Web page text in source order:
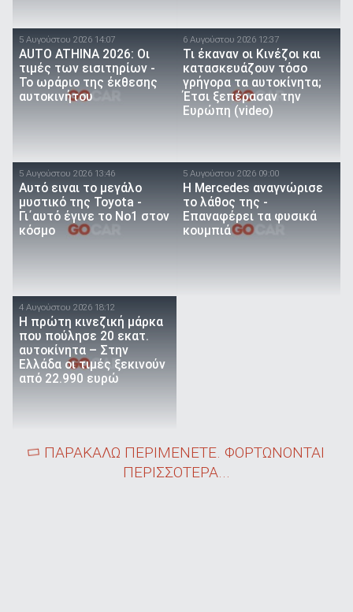
5 Αυγούστου 2026 14:07
AUTO ATHINA 2026: Οι
τιμές των εισιτηρίων -
Το ωράριο της έκθεσης
αυτοκινήτου
6 Αυγούστου 2026 12:37
Τι έκαναν οι Κινέζοι και
κατασκευάζουν τόσο
γρήγορα τα αυτοκίνητα;
Έτσι ξεπέρασαν την
Ευρώπη (video)
5 Αυγούστου 2026 13:46
Αυτό ειναι τo μεγάλο
μυστικό της Toyota -
Γι΄αυτό έγινε το Νο1 στον
κόσμο
5 Αυγούστου 2026 09:00
Η Mercedes αναγνώρισε
το λάθος της -
Επαναφέρει τα φυσικά
κουμπιά
4 Αυγούστου 2026 18:12
Η πρώτη κινεζική μάρκα
που πούλησε 20 εκατ.
αυτοκίνητα – Στην
Ελλάδα οι τιμές ξεκινούν
από 22.990 ευρώ
ΠΑΡΑΚΑΛΩ ΠΕΡΙΜΕΝΕΤΕ. ΦΟΡΤΩΝΟΝΤΑΙ
ΠΕΡΙΣΣΟΤΕΡΑ...